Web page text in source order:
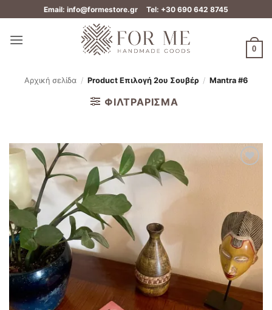
Μετάβαση
στο
περιεχόμενο
Email: info@formestore.gr Tel: +30 690 642 8745
0
Αρχική σελίδα / Product Επιλογή 2ου Σουβέρ / Mantra #6
ΦΙΛΤΡΆΡΙΣΜΑ